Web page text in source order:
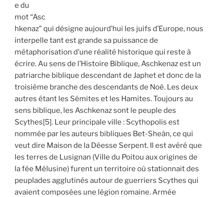
e du
mot “Asc
hkenaz” qui désigne aujourd’hui les juifs d’Europe, nous
interpelle tant est grande sa puissance de
métaphorisation d’une réalité historique qui reste à
écrire. Au sens de l’Histoire Biblique, Aschkenaz est un
patriarche biblique descendant de Japhet et donc de la
troisième branche des descendants de Noé. Les deux
autres étant les Sémites et les Hamites. Toujours au
sens biblique, les Aschkenaz sont le peuple des
Scythes[5]. Leur principale ville : Scythopolis est
nommée par les auteurs bibliques Bet-Sheân, ce qui
veut dire Maison de la Déesse Serpent. Il est avéré que
les terres de Lusignan (Ville du Poitou aux origines de
la fée Mélusine) furent un territoire où stationnait des
peuplades agglutinés autour de guerriers Scythes qui
avaient composées une légion romaine. Armée